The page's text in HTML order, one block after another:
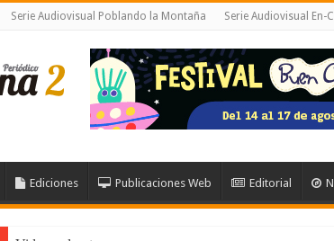
Serie Audiovisual Poblando la Montaña Serie Audiovisual En-
Ediciones Publicaciones Web Editorial